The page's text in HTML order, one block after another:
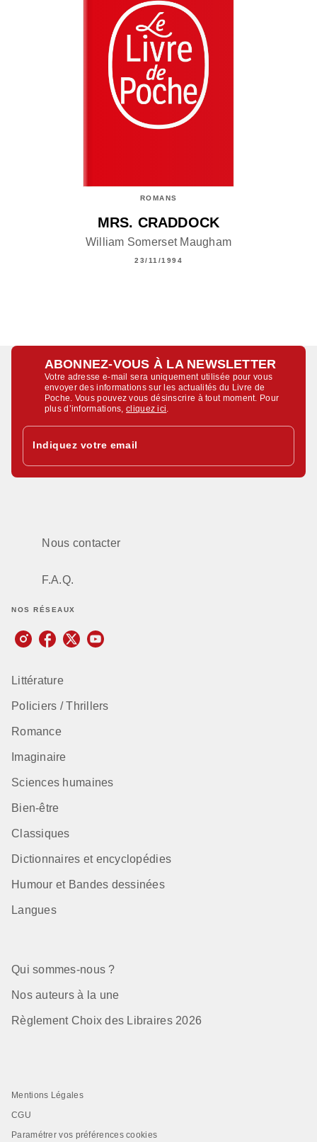
ROMANS
MRS. CRADDOCK
William Somerset Maugham
23/11/1994
ABONNEZ-VOUS À LA NEWSLETTER
Votre adresse e-mail sera uniquement utilisée pour vous
envoyer des informations sur les actualités du Livre de
Poche. Vous pouvez vous désinscrire à tout moment. Pour
plus d’informations,cliquez ici
Indiquez votre email
Nous contacter
F.A.Q.
NOS RÉSEAUX
Littérature
Policiers / Thrillers
Romance
Imaginaire
Sciences humaines
Bien-être
Classiques
Dictionnaires et encyclopédies
Humour et Bandes dessinées
Langues
Qui sommes-nous ?
Nos auteurs à la une
Règlement Choix des Libraires 2026
Mentions Légales
CGU
Paramétrer vos préférences cookies